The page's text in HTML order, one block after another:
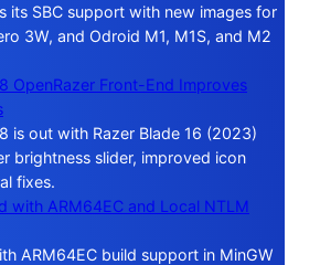
its SBC support with new images for
3W, and Odroid M1, M1S, and M2
OpenRazer Front-End Improves
is out with Razer Blade 16 (2023)
brightness slider, improved icon
fixes.
with ARM64EC and Local NTLM
ARM64EC build support in MinGW